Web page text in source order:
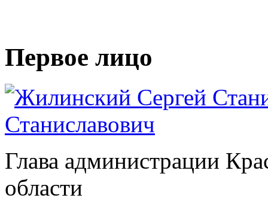
Первое лицо
Станиславович
Глава администрации
области